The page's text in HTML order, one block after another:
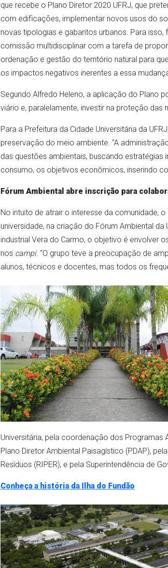
que recebe o Plano Diretor 2020 UFRJ, que
com edificações, implementar novos usos do
novas tipologias e gabaritos urbanos. Para isso,
comissão multidisciplinar com a tarefa de
ordenação e gestão do território natural para
os impactos negativos inerentes a essa
Segundo Alfredo Heleno, a aplicação do Plano
viário e, paralelamente, investir na proteção
Para a Prefeitura da Cidade Universitária da
preservação do meio ambiente. “A
das questões ambientais, buscando
consumo, os objetivos econômicos, inserindo
Fórum Ambiental abre inscrição para
No intuito de atrair o interesse da comunidade,
universidade, na criação do Fórum Ambiental
industrial Vera do Carmo, o objetivo é envolver
nos campi. “O grupo teve a preocupação de
alunos, técnicos e docentes, mas todos os
Universitária, pela coordenação dos Programas
Plano Diretor Ambiental Paisagístico (PDAP),
Resíduos (RIPER), e pela Superintendência de
Conheça a história da Ilha do Fundão